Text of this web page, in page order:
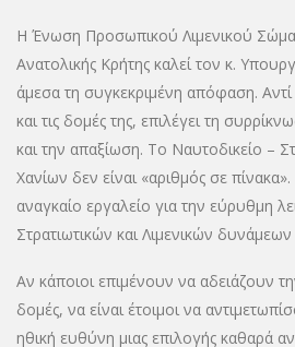
Η Ένωση Προσωπικού Λιμενικού
Ανατολικής Κρήτης καλεί τον κ.
άμεσα τη συγκεκριμένη απόφαση. Αντί
και τις δομές της, επιλέγει τη
και την απαξίωση. Το Ναυτοδικείο –
Χανίων δεν είναι «αριθμός σε πίνακα».
αναγκαίο εργαλείο για την εύρυθμη
Στρατιωτικών και Λιμενικών δυνάμεων
Αν κάποιοι επιμένουν να αδειάζουν
δομές, να είναι έτοιμοι να
ηθική ευθύνη μιας επιλογής καθαρά